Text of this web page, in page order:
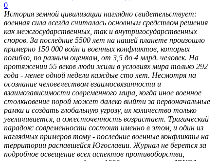
0
История земной цивилизации наглядно свидетельствует:
военная сила всегда считалась основным средством решения
как межгосударственных, так и внутригосударственных
споров. За последние 5500 лет на нашей планете произошло
примерно 150 000 войн и военных конфликтов, которых
погибло, по разным оценкам, от 3,5 до 4 млрд. человек. На
протяжении 55 веков люди жили в условиях мира только 292
года - менее одной недели каждые сто лет. Несмотря на
осознание человечеством взаимосвязанности и
взаимозависимости современного мира, когда иное военное
столкновение порой может далеко выйти за первоначальные
рамки и создать глобальную угрозу, их количество только
увеличивается, а ожесточенность возрастает. Трагический
парадокс современности состоит именно в этом, и один из
наглядных примеров тому - последние военные конфликты на
территории распавшейся Югославии. Журнал не берется за
подробное освещение всех аспектов противоборства,